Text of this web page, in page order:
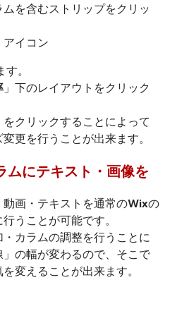
を含むストリップをクリッ
アイコン
。
」下のレイアウトをクリック
をクリックすることによって
更を行うことが出来ます。
ムにテキスト・画像を
動画・テキストを通常のWixの
うことが可能です。
カラムの調整を行うことに
の幅が変わるので、そこで
変えることが出来ます。